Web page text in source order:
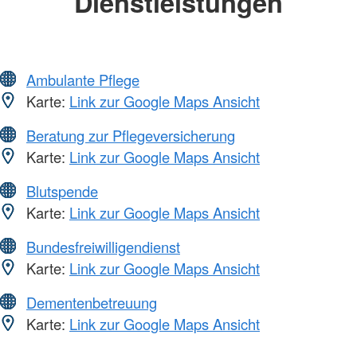
Ambulante Pflege
Karte: Link zur Google Maps Ansicht
Beratung zur Pflegeversicherung
Karte: Link zur Google Maps Ansicht
Blutspende
Karte: Link zur Google Maps Ansicht
Bundesfreiwilligendienst
Karte: Link zur Google Maps Ansicht
Dementenbetreuung
Karte: Link zur Google Maps Ansicht